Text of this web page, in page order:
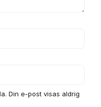
Din e-post visas aldrig